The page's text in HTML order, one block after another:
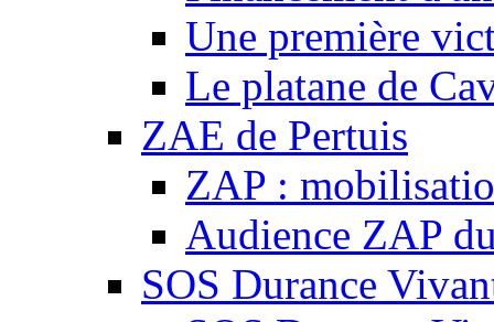
Une première
Le platane de
ZAE de Pertuis
ZAP :
Audience ZAP
SOS Durance